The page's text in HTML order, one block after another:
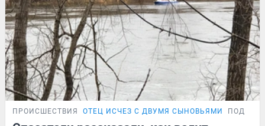
ПРОИСШЕСТВИЯ ОТЕЦ ИСЧЕЗ С ДВУМЯ СЫНОВЬЯМИ